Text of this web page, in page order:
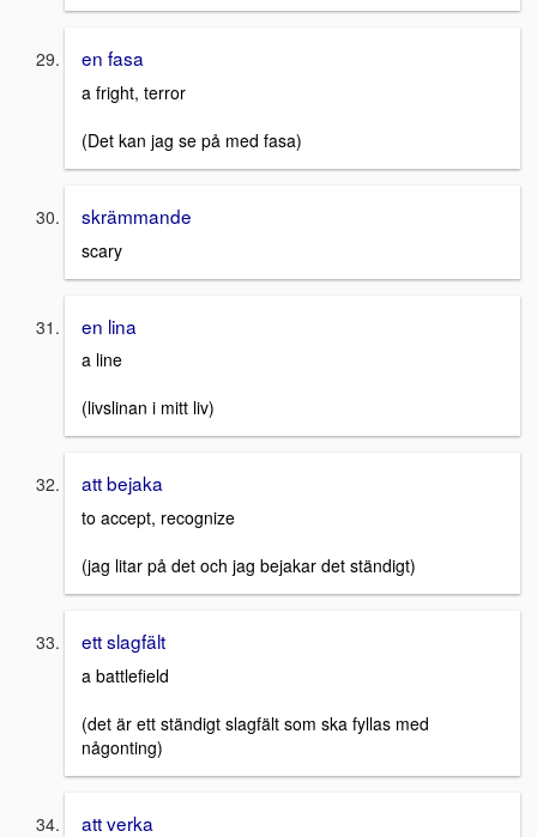
en fasa
a fright, terror
(Det kan jag se på med fasa)
skrämmande
scary
en lina
a line
(livslinan i mitt liv)
att bejaka
to accept, recognize
(jag litar på det och jag bejakar det ständigt)
ett slagfält
a battlefield
(det är ett ständigt slagfält som ska fyllas med
någonting)
att verka